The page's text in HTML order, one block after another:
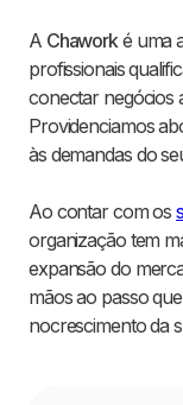
A Chaworké uma
profissionais
conectar negócios
Providenciamos
às demandas do
Ao contar com os
organização tem
expansão do
mãos ao passo
nocrescimento da